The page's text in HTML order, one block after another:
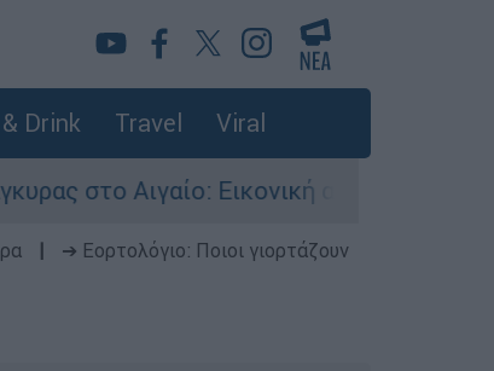
Drink Travel Viral
Εικονική αερομαχία ανάμεσα σε
➔ Εορτολόγιο: Ποιοι γιορτάζουν